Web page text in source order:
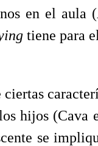
en el
tiene para
hijos
se